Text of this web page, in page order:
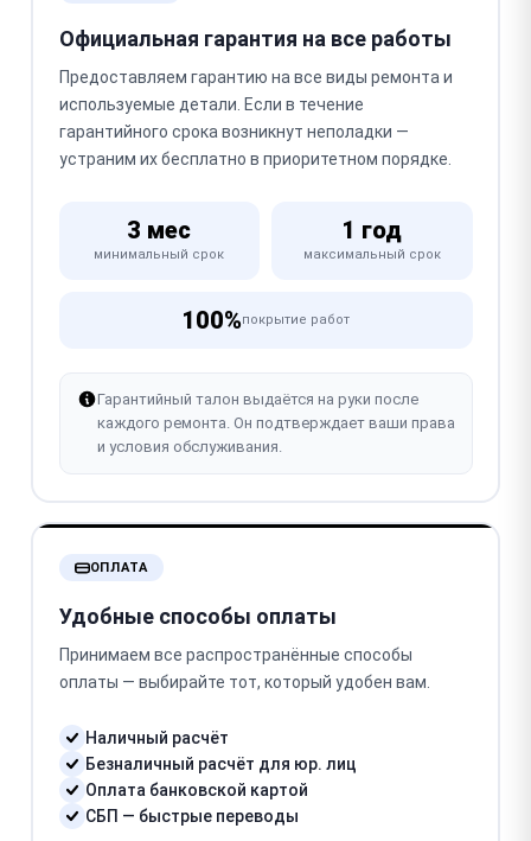
Официальная гарантия на все работы
Предоставляем гарантию на все виды ремонта и
используемые детали. Если в течение
гарантийного срока возникнут неполадки —
устраним их бесплатно в приоритетном порядке.
3 мес
минимальный срок
1 год
максимальный срок
100%покрытие работ
Гарантийный талон выдаётся на руки после
каждого ремонта. Он подтверждает ваши права
и условия обслуживания.
ОПЛАТА
Удобные способы оплаты
Принимаем все распространённые способы
оплаты — выбирайте тот, который удобен вам.
Наличный расчёт
Безналичный расчёт для юр. лиц
Оплата банковской картой
СБП — быстрые переводы